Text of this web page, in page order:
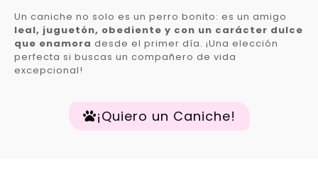
Un caniche no solo es un perro bonito: es un amigo
leal, juguetón, obediente y con un carácter dulce
que enamora desde el primer día. ¡Una elección
perfecta si buscas un compañero de vida
excepcional!
¡Quiero un Caniche!